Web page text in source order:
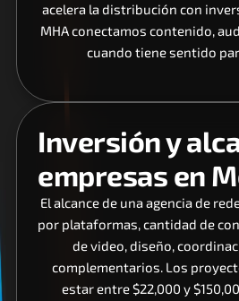
acelera la distribución con
MHA conectamos contenido,
cuando tiene sentido
Inversión y
empresas en
El alcance de una agencia de
por plataformas, cantidad de
de video, diseño,
complementarios. Los
estar entre $22,000 y